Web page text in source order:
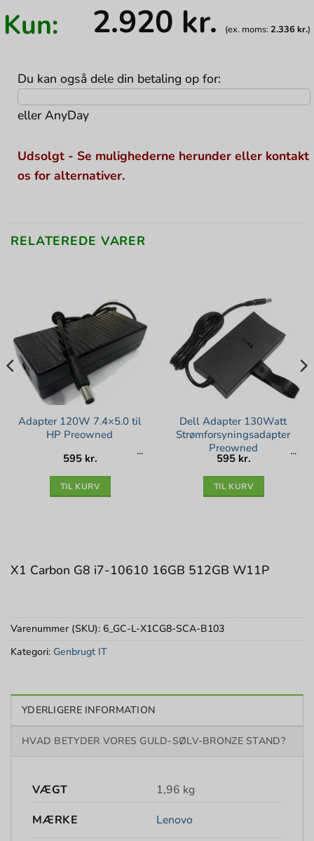
Kun: 2.920 kr. (ex. moms:2.336 kr.)
Du kan også dele din betaling op for:
ellerAnyDay
Udsolgt - Se mulighederne herunder eller kontakt
os for alternativer.
RELATEREDE VARER
Adapter 120W 7.4×5.0 til
HP Preowned
595 kr.
TIL KURV
Dell Adapter 130Watt
Strømforsyningsadapter
Preowned
595 kr.
TIL KURV
X1 Carbon G8 i7-10610 16GB 512GB W11P
Varenummer (SKU): 6_GC-L-X1CG8-SCA-B103
Kategori: Genbrugt IT
YDERLIGERE INFORMATION
HVAD BETYDER VORES GULD-SØLV-BRONZE STAND?
VÆGT
1,96 kg
MÆRKE
Lenovo